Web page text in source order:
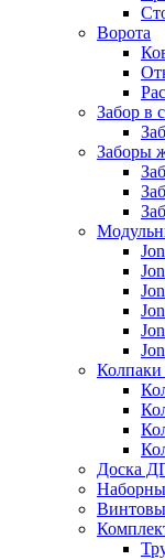
Ворота
Забор в
Заборы
Колпаки
Доска